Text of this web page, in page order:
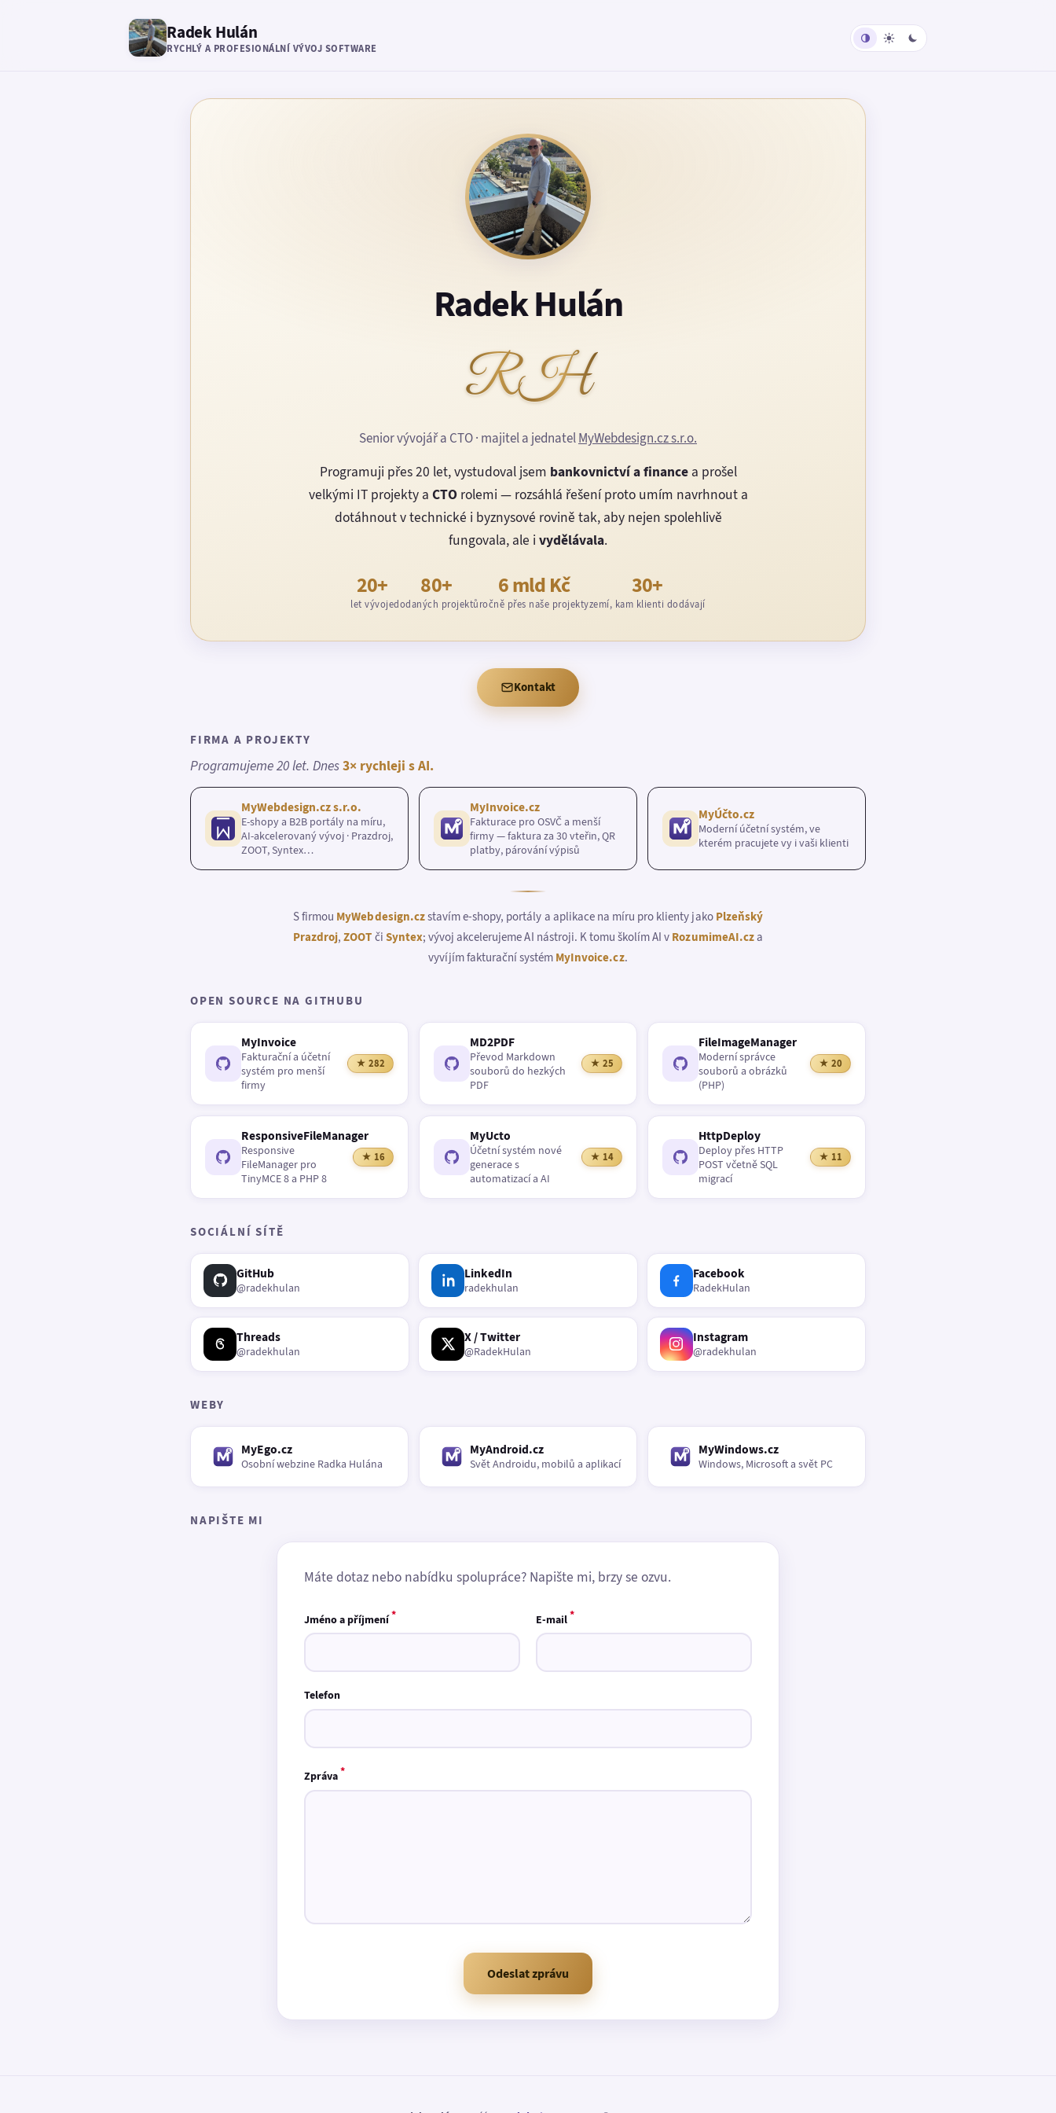
Radek Hulán
RYCHLÝ A PROFESIONÁLNÍ VÝVOJ SOFTWARE
Radek Hulán
RH
Senior vývojář a CTO · majitel a jednatelMyWebdesign.cz s.r.o.
Programuji přes 20 let, vystudoval jsem bankovnictví a financea prošel
velkými IT projekty a CTOrolemi — rozsáhlá řešení proto umím navrhnout a
dotáhnout v technické i byznysové rovině tak, aby nejen spolehlivě
fungovala, ale i vydělávala.
20+
let vývoje
80+
dodaných projektů
6 mld Kč
ročně přes naše projekty
30+
zemí, kam klienti dodávají
Kontakt
FIRMA A PROJEKTY
Programujeme 20 let. Dnes3× rychleji s AI.
MyWebdesign.cz s.r.o.
E-shopy a B2B portály na míru,
AI-akcelerovaný vývoj · Prazdroj,
ZOOT, Syntex…
MyInvoice.cz
Fakturace pro OSVČ a menší
firmy — faktura za 30 vteřin, QR
platby, párování výpisů
MyÚčto.cz
Moderní účetní systém, ve
kterém pracujete vy i vaši klienti
S firmou MyWebdesign.czstavím e-shopy, portály a aplikace na míru pro klienty jako Plzeňský
Prazdroj,ZOOT či Syntex; vývoj akcelerujeme AI nástroji. K tomu školím AI v RozumimeAI.cza
vyvíjím fakturační systém MyInvoice.cz.
OPEN SOURCE NA GITHUBU
MyInvoice
Fakturační a účetní
systém pro menší
firmy
★ 282
MD2PDF
Převod Markdown
souborů do hezkých
PDF
★ 25
FileImageManager
Moderní správce
souborů a obrázků
(PHP)
★ 20
ResponsiveFileManager
Responsive
FileManager pro
TinyMCE 8 a PHP 8
★ 16
MyUcto
Účetní systém nové
generace s
automatizací a AI
★ 14
HttpDeploy
Deploy přes HTTP
POST včetně SQL
migrací
★ 11
SOCIÁLNÍ SÍTĚ
GitHub
@radekhulan
LinkedIn
radekhulan
Facebook
RadekHulan
Threads
@radekhulan
X / Twitter
@RadekHulan
Instagram
@radekhulan
WEBY
MyEgo.cz
Osobní webzine Radka Hulána
MyAndroid.cz
Svět Androidu, mobilů a aplikací
MyWindows.cz
Windows, Microsoft a svět PC
NAPIŠTE MI
Máte dotaz nebo nabídku spolupráce? Napište mi, brzy se ozvu.
Jméno a příjmení* E-mail*
Telefon
Zpráva*
Odeslat zprávu